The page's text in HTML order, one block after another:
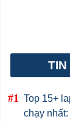
TIN
Top 15+
chạy